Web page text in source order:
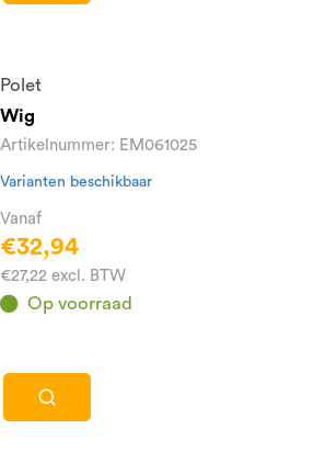
Polet
Wig
Artikelnummer: EM061025
Varianten beschikbaar
Vanaf
€32,94
€27,22 excl. BTW
Op voorraad